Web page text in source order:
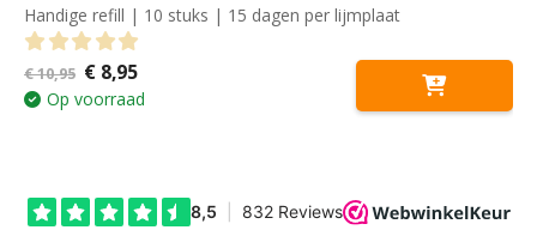
Handige refill | 10 stuks | 15 dagen per lijmplaat
0out of 5
€10,95 Oorspronkelijke
prijs
was:
€8,95Huidige
prijs
is:
Op voorraad